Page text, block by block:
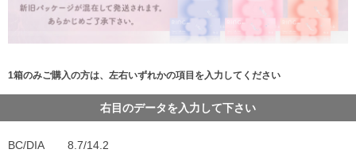
1箱のみご購入の方は、左右いずれかの項目を入力してください
右目のデータを入力して下さい
BC/DIA 8.7/14.2